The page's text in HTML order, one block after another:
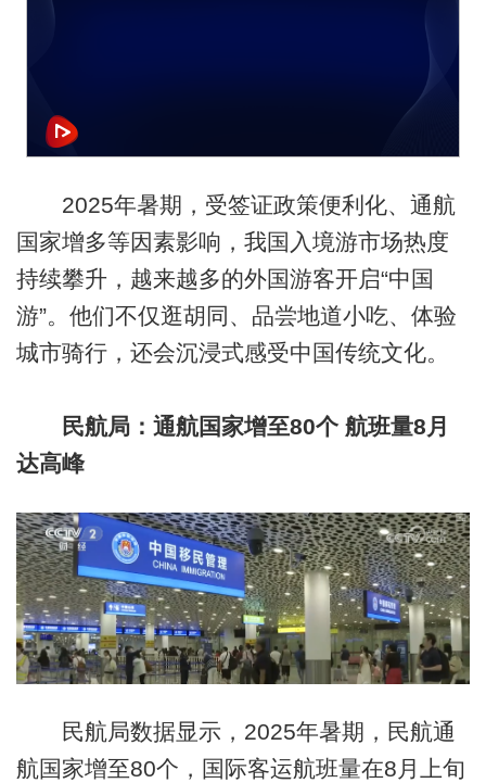
2025年暑期，受签证政策便利化、通航
国家增多等因素影响，我国入境游市场热度
持续攀升，越来越多的外国游客开启“中国
游”。他们不仅逛胡同、品尝地道小吃、体验
城市骑行，还会沉浸式感受中国传统文化。
民航局：通航国家增至80个 航班量8月
达高峰
民航局数据显示，2025年暑期，民航通
航国家增至80个，国际客运航班量在8月上旬